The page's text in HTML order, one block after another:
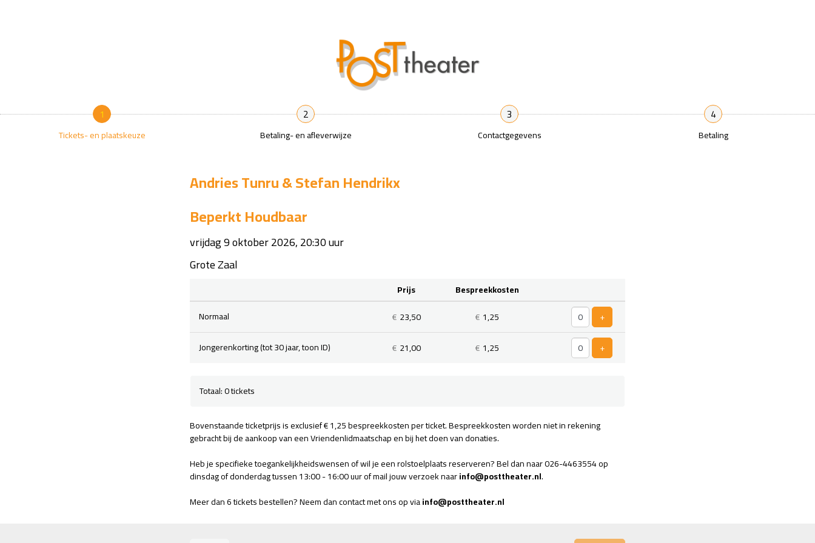
1
Tickets- en plaatskeuze
2
Betaling- en afleverwijze
3
Contactgegevens
4
Betaling
Andries Tunru & Stefan Hendrikx
Beperkt Houdbaar
vrijdag 9 oktober 2026, 20:30 uur
Grote Zaal
Prijs Bespreekkosten
Normaal € 23,50 € 1,25 +Voeg ticket toe
Jongerenkorting (tot 30 jaar, toon ID)
€ 21,00 € 1,25 +Voeg ticket toe
Totaal: 0 tickets
Bovenstaande ticketprijs is exclusief € 1,25 bespreekkosten per ticket. Bespreekkosten worden niet in rekening
gebracht bij de aankoop van een Vriendenlidmaatschap en bij het doen van donaties.
Heb je specifieke toegankelijkheidswensen of wil je een rolstoelplaats reserveren? Bel dan naar 026-4463554 op
dinsdag of donderdag tussen 13:00 - 16:00 uur of mail jouw verzoek naarinfo@posttheater.nl.
Meer dan 6 tickets bestellen? Neem dan contact met ons op viainfo@posttheater.nl